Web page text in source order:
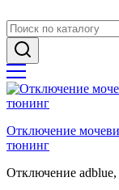
Отключение
тюнинг
Отключение adblue,